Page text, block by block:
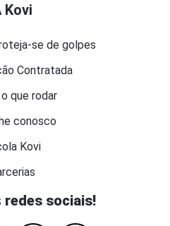
Kovi
se de golpes
Contratada
que rodar
conosco
Kovi
redes sociais!